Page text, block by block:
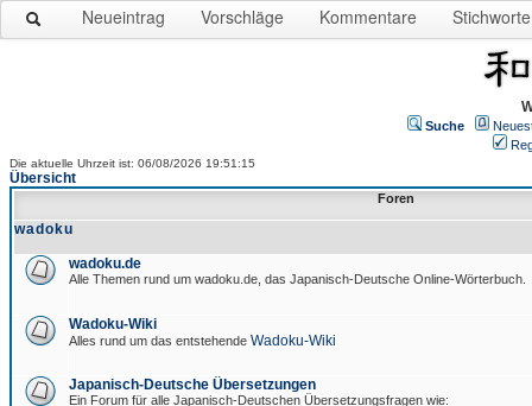
Neueintrag Vorschläge Kommentare Stichworte
Suche
Die aktuelle Uhrzeit ist: 06/08/2026 19:51:15
Übersicht
Foren
wadoku
wadoku.de
Alle Themen rund um wadoku.de, das Japanisch-Deutsche Online-Wörterbuch.
Wadoku-Wiki
Alles rund um das entstehende Wadoku-Wiki
Japanisch-Deutsche Übersetzungen
Ein Forum für alle Japanisch-Deutschen Übersetzungsfragen wie: